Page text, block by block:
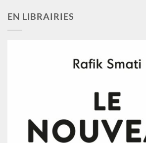
EN LIBRAIRIES